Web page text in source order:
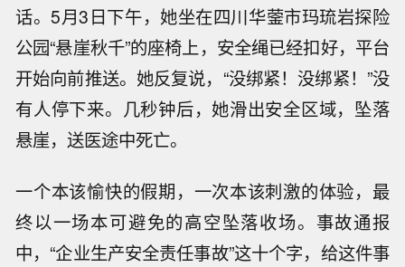
话。5月3日下午，她坐在四川华蓥市玛琉岩探险
公园“悬崖秋千”的座椅上，安全绳已经扣好，平台
开始向前推送。她反复说，“没绑紧！没绑紧！”没
有人停下来。几秒钟后，她滑出安全区域，坠落
悬崖，送医途中死亡。
一个本该愉快的假期，一次本该刺激的体验，最
终以一场本可避免的高空坠落收场。事故通报
中，“企业生产安全责任事故”这十个字，给这件事